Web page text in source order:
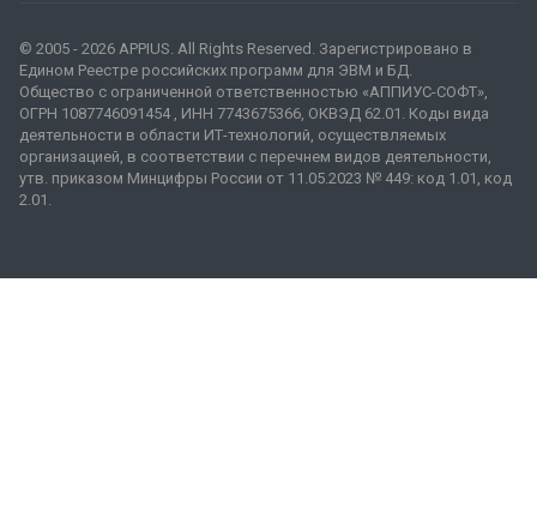
© 2005 - 2026 APPIUS. All Rights Reserved. Зарегистрировано в
Едином Реестре российских программ для ЭВМ и БД.
Общество с ограниченной ответственностью «АППИУС-СОФТ»,
ОГРН 1087746091454 , ИНН 7743675366, ОКВЭД 62.01. Коды вида
деятельности в области ИТ-технологий, осуществляемых
организацией, в соответствии с перечнем видов деятельности,
утв. приказом Минцифры России от 11.05.2023 № 449: код 1.01, код
2.01.